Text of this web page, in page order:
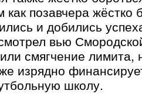
как позавчера жёстко
и добились
вью
смягчение лимита,
изрядно
школу.